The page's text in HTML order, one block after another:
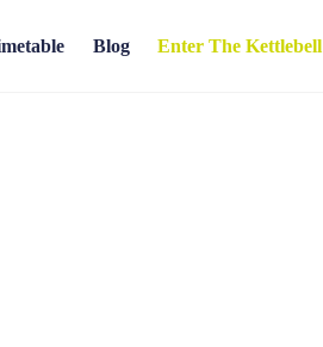
Blog Enter The Kettlebell